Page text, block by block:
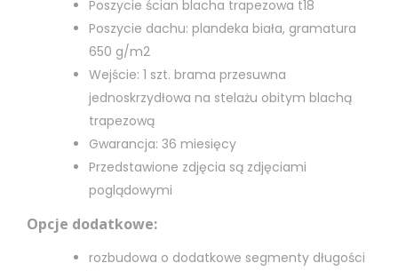
Poszycie ścian blacha trapezowa t18
Poszycie dachu: plandeka biała, gramatura
650 g/m2
Wejście: 1 szt. brama przesuwna
jednoskrzydłowa na stelażu obitym blachą
trapezową
Gwarancja: 36 miesięcy
Przedstawione zdjęcia są zdjęciami
poglądowymi
Opcje dodatkowe:
rozbudowa o dodatkowe segmenty długości